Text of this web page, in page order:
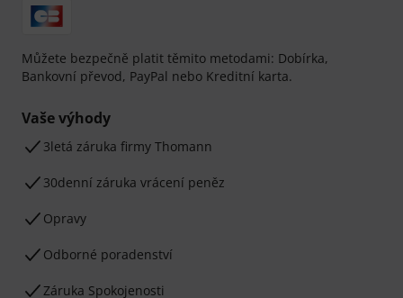
Můžete bezpečně platit těmito metodami: Dobírka,
Bankovní převod, PayPal nebo Kreditní karta.
Vaše výhody
3letá záruka firmy Thomann
30denní záruka vrácení peněz
Opravy
Odborné poradenství
Záruka Spokojenosti